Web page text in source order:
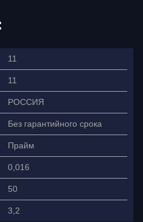
11
11
РОССИЯ
Без гарантийного срока
Прайм
0,016
50
3,2